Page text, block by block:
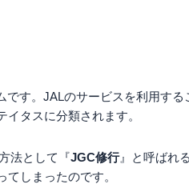
す。JALのサービスを利用する
タスに分類されます。
法として『JGC修行』と呼ばれ
しまったのです。